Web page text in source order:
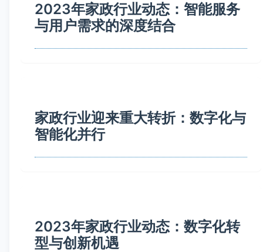
2023年家政行业动态：智能服务
与用户需求的深度结合
家政行业迎来重大转折：数字化与
智能化并行
2023年家政行业动态：数字化转
型与创新机遇